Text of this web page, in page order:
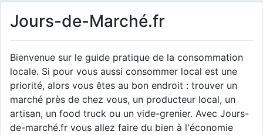
Jours-de-Marché.fr
Bienvenue sur le guide pratique de la consommation
locale. Si pour vous aussi consommer local est une
priorité, alors vous êtes au bon endroit : trouver un
marché près de chez vous, un producteur local, un
artisan, un food truck ou un vide-grenier. Avec Jours-
de-marché.fr vous allez faire du bien à l'économie